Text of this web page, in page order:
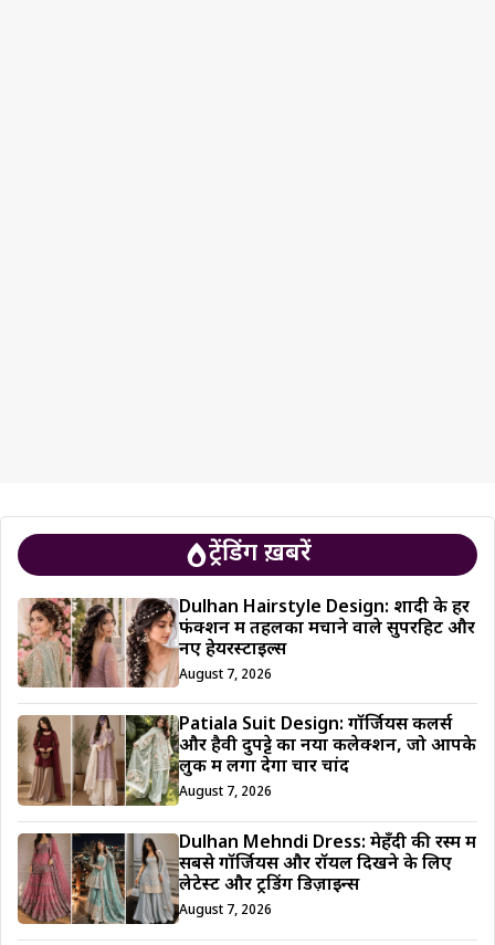
ट्रेंडिंग ख़बरें
Dulhan Hairstyle Design: शादी के हर
फंक्शन में तहलका मचाने वाले सुपरहिट और
नए हेयरस्टाइल्स
August 7, 2026
Patiala Suit Design: गॉर्जियस कलर्स
और हैवी दुपट्टे का नया कलेक्शन, जो आपके
लुक में लगा देगा चार चांद
August 7, 2026
Dulhan Mehndi Dress: मेहँदी की रस्म में
सबसे गॉर्जियस और रॉयल दिखने के लिए
लेटेस्ट और ट्रेंडिंग डिज़ाइन्स
August 7, 2026